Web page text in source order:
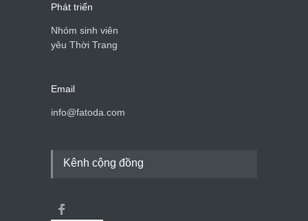
Phát triển
Nhóm sinh viên
yêu Thời Trang
Email
info@fatoda.com
Kênh cộng đồng